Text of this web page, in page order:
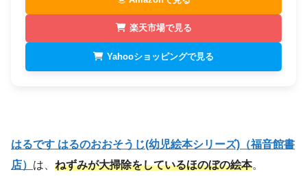
楽天市場で見る
Yahooショッピングで見る
はるです はるのおおそうじ(幼児絵本シリーズ)（福音館書
店） は、 ねずみが大掃除をしているほのぼの絵本。